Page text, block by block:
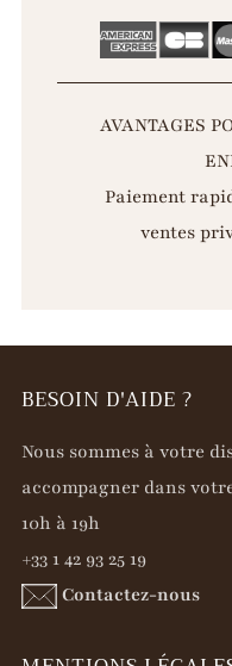
AVANTAGES
Paiement
ventes
BESOIN D'AIDE ?
Nous sommes à votre
accompagner dans
10h à 19h
+33 1 42 93 25 19
Contactez-nous